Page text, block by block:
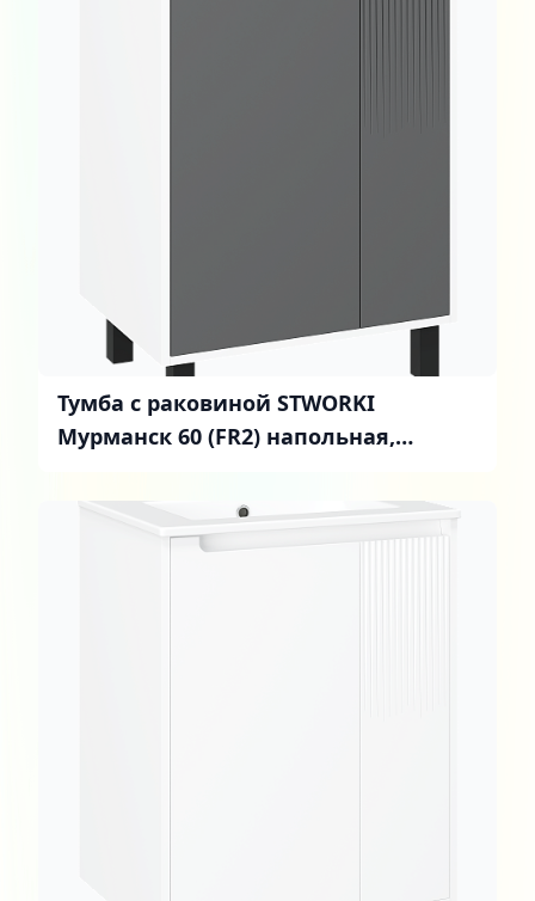
Тумба с раковиной STWORKI
Мурманск 60 (FR2) напольная,